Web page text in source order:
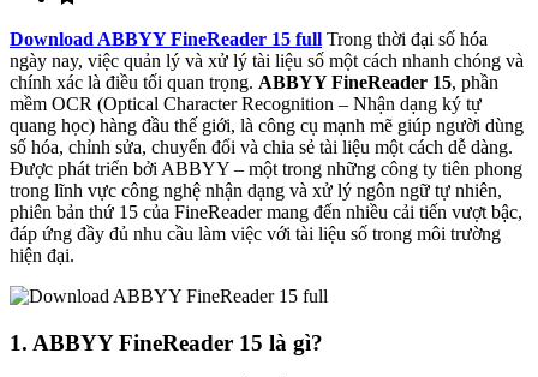
Download ABBYY FineReader 15 full Trong thời đại số hóa
ngày nay, việc quản lý và xử lý tài liệu số một cách nhanh chóng và
chính xác là điều tối quan trọng. ABBYY FineReader 15, phần
mềm OCR (Optical Character Recognition – Nhận dạng ký tự
quang học) hàng đầu thế giới, là công cụ mạnh mẽ giúp người dùng
số hóa, chỉnh sửa, chuyển đổi và chia sẻ tài liệu một cách dễ dàng.
Được phát triển bởi ABBYY – một trong những công ty tiên phong
trong lĩnh vực công nghệ nhận dạng và xử lý ngôn ngữ tự nhiên,
phiên bản thứ 15 của FineReader mang đến nhiều cải tiến vượt bậc,
đáp ứng đầy đủ nhu cầu làm việc với tài liệu số trong môi trường
hiện đại.
1. ABBYY FineReader 15 là gì?